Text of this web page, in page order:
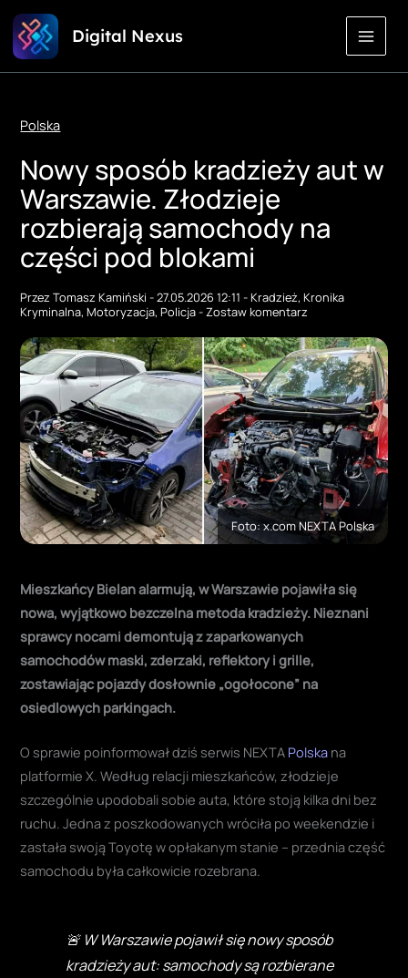
Przejdź
do
treści
Digital Nexus
Polska
Nowy sposób kradzieży aut w
Warszawie. Złodzieje
rozbierają samochody na
części pod blokami
PrzezTomasz Kamiński-27.05.2026 12:11-Kradzież,Kronika
Kryminalna,Motoryzacja,Policja-Zostaw komentarz
Foto: x.com NEXTA Polska
Mieszkańcy Bielan alarmują, w Warszawie pojawiła się
nowa, wyjątkowo bezczelna metoda kradzieży. Nieznani
sprawcy nocami demontują z zaparkowanych
samochodów maski, zderzaki, reflektory i grille,
zostawiając pojazdy dosłownie „ogołocone” na
osiedlowych parkingach.
O sprawie poinformował dziś serwis NEXTA Polska na
platformie X. Według relacji mieszkańców, złodzieje
szczególnie upodobali sobie auta, które stoją kilka dni bez
ruchu. Jedna z poszkodowanych wróciła po weekendzie i
zastała swoją Toyotę w opłakanym stanie – przednia część
samochodu była całkowicie rozebrana.
🚨 W Warszawie pojawił się nowy sposób
kradzieży aut: samochody są rozbierane